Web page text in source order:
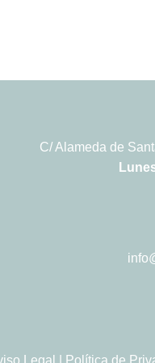
C/ Alameda de
Legal Política de